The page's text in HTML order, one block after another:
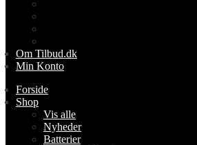
Om Tilbud.dk
Min Konto
Forside
Shop
Vis alle
Nyheder
Batterier